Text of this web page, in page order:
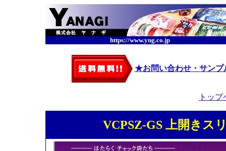
https://www.yng.co.jp
★お問い合わせ・サンプ
トッ
VCPSZ-GS 上開きス